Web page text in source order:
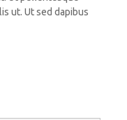
ut. Ut sed dapibus